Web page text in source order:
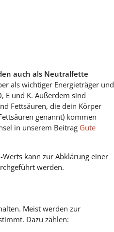
auch als Neutralfette
als wichtiger Energieträger und
E und K. Außerdem sind
Fettsäuren, die dein Körper
genannt) kommen
in unserem Beitrag Gute
kann zur Abklärung einer
werden.
Meist werden zur
Dazu zählen: